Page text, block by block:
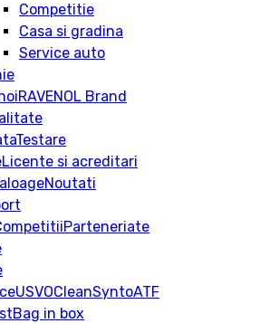
Competitie
Casa si gradina
Service auto
RAVENOL Brand
Testare
Licente si acreditari
Noutati
Parteneriate
USVOCleanSyntoATF
Bag in box